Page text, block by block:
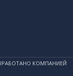
КОМПАНИЕЙ